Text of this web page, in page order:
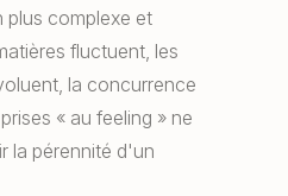
plus complexe et
fluctuent, les
la concurrence
« au feeling » ne
la pérennité d'un